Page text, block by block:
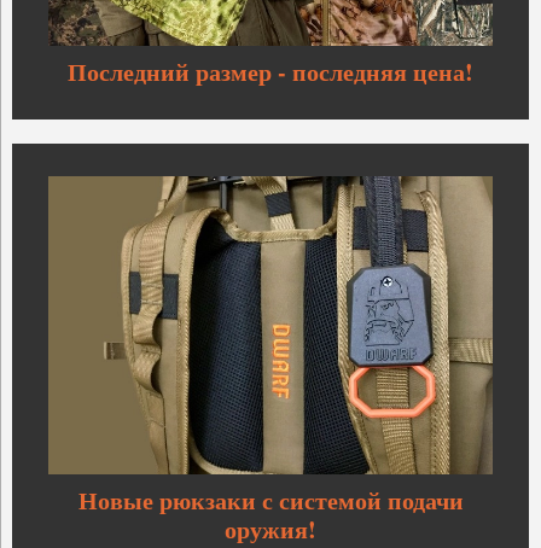
Последний размер - последняя цена!
Новые рюкзаки с системой подачи
оружия!